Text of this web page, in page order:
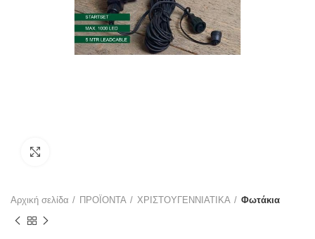
Αρχική σελίδα ΠΡΟΪΟΝΤΑ ΧΡΙΣΤΟΥΓΕΝΝΙΑΤΙΚΑ Φωτάκια